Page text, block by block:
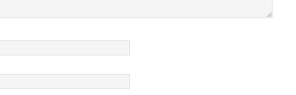
速饱和打击威胁之下。 东风-100
机”动力组合，全程超音速突防，
末段可进行弹道机动。它可以灵活
对敌方多层防空体系构成极大压
力。导弹配备复合制导系统，中